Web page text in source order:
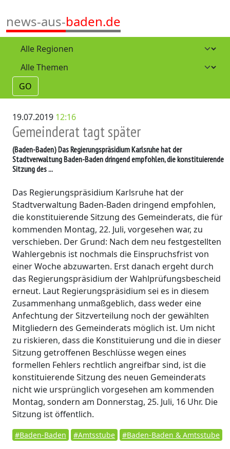
news-aus-baden.de
GO
19.07.2019 12:16
Gemeinderat tagt später
(Baden-Baden)Das Regierungspräsidium Karlsruhe hat der
Stadtverwaltung Baden-Baden dringend empfohlen, die konstituierende
Sitzung des ...
Das Regierungspräsidium Karlsruhe hat der
Stadtverwaltung Baden-Baden dringend empfohlen,
die konstituierende Sitzung des Gemeinderats, die für
kommenden Montag, 22. Juli, vorgesehen war, zu
verschieben. Der Grund: Nach dem neu festgestellten
Wahlergebnis ist nochmals die Einspruchsfrist von
einer Woche abzuwarten. Erst danach ergeht durch
das Regierungspräsidium der Wahlprüfungsbescheid
erneut. Laut Regierungspräsidium sei es in diesem
Zusammenhang unmaßgeblich, dass weder eine
Anfechtung der Sitzverteilung noch der gewählten
Mitgliedern des Gemeinderats möglich ist. Um nicht
zu riskieren, dass die Konstituierung und die in dieser
Sitzung getroffenen Beschlüsse wegen eines
formellen Fehlers rechtlich angreifbar sind, ist die
konstituierende Sitzung des neuen Gemeinderats
nicht wie ursprünglich vorgesehen am kommenden
Montag, sondern am Donnerstag, 25. Juli, 16 Uhr. Die
Sitzung ist öffentlich.
#Baden-Baden #Amtsstube #Baden-Baden & Amtsstube